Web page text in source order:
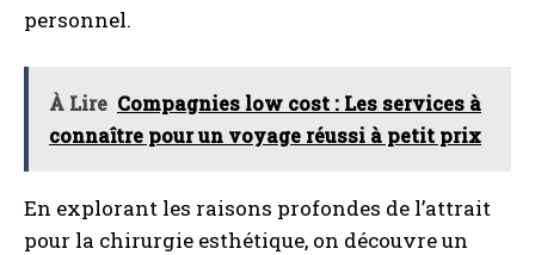
personnel.
À Lire Compagnies low cost : Les services à
connaître pour un voyage réussi à petit prix
En explorant les raisons profondes de l’attrait
pour la chirurgie esthétique, on découvre un